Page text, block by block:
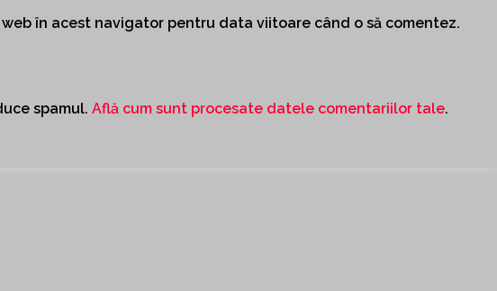
în acest navigator pentru data viitoare când o să comentez.
spamul. Află cum sunt procesate datele comentariilor tale.